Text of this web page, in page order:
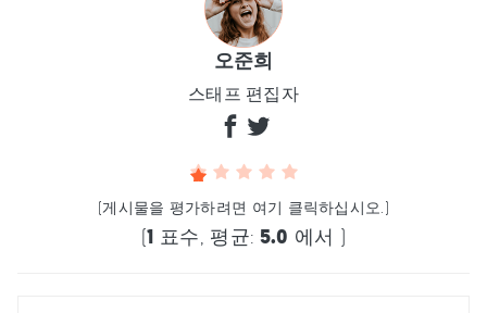
오준희
스태프 편집자
(게시물을 평가하려면 여기 클릭하십시오.)
(1 표수, 평균:5.0 에서 )